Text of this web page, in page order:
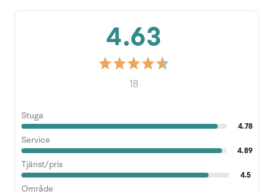
4.63
18
Stuga
4.78
Service
4.89
Tjänst/pris
4.5
Område